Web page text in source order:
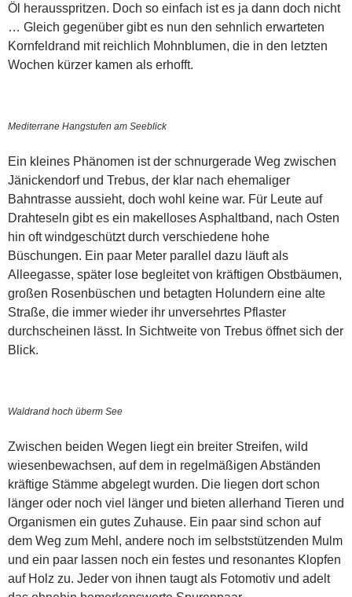
Öl herausspritzen. Doch so einfach ist es ja dann doch nicht
… Gleich gegenüber gibt es nun den sehnlich erwarteten
Kornfeldrand mit reichlich Mohnblumen, die in den letzten
Wochen kürzer kamen als erhofft.
Mediterrane Hangstufen am Seeblick
Ein kleines Phänomen ist der schnurgerade Weg zwischen
Jänickendorf und Trebus, der klar nach ehemaliger
Bahntrasse aussieht, doch wohl keine war. Für Leute auf
Drahteseln gibt es ein makelloses Asphaltband, nach Osten
hin oft windgeschützt durch verschiedene hohe
Büschungen. Ein paar Meter parallel dazu läuft als
Alleegasse, später lose begleitet von kräftigen Obstbäumen,
großen Rosenbüschen und betagten Holundern eine alte
Straße, die immer wieder ihr unversehrtes Pflaster
durchscheinen lässt. In Sichtweite von Trebus öffnet sich der
Blick.
Waldrand hoch überm See
Zwischen beiden Wegen liegt ein breiter Streifen, wild
wiesenbewachsen, auf dem in regelmäßigen Abständen
kräftige Stämme abgelegt wurden. Die liegen dort schon
länger oder noch viel länger und bieten allerhand Tieren und
Organismen ein gutes Zuhause. Ein paar sind schon auf
dem Weg zum Mehl, andere noch im selbststützenden Mulm
und ein paar lassen noch ein festes und resonantes Klopfen
auf Holz zu. Jeder von ihnen taugt als Fotomotiv und adelt